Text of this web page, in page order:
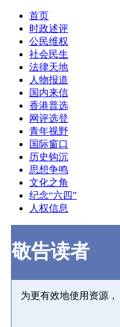
首页
时政述评
公民维权
社会民生
法律天地
人物报道
国内来信
香港普选
网评选登
青年视野
国际窗口
历史钩沉
思想争鸣
文化之角
纪念“六四”
人权信息
敬告读者
为更有效地使用资源